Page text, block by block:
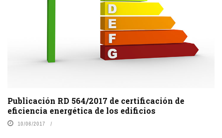
Publicación RD 564/2017 de certificación de
eficiencia energética de los edificios
10/06/2017